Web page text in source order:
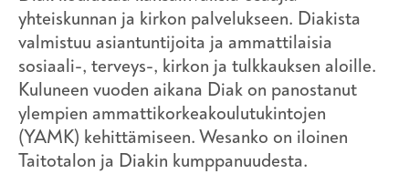
yhteiskunnan ja kirkon palvelukseen. Diakista
valmistuu asiantuntijoita ja ammattilaisia
sosiaali-, terveys-, kirkon ja tulkkauksen aloille.
Kuluneen vuoden aikana Diak on panostanut
ylempien ammattikorkeakoulutukintojen
(YAMK) kehittämiseen. Wesanko on iloinen
Taitotalon ja Diakin kumppanuudesta.